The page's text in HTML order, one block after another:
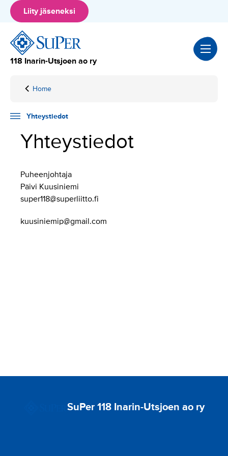
Hyppää
sisältöön
Liity jäseneksi
118 Inarin-Utsjoen ao ry
Home
Yhteystiedot
Yhteystiedot
Yhteystiedot
Puheenjohtaja
Päivi Kuusiniemi
super118@superliitto.fi
kuusiniemip@gmail.com
SuPer 118 Inarin-Utsjoen ao ry